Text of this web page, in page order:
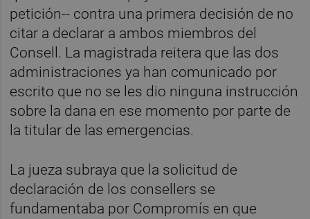
petición-- contra una primera decisión de no
citar a declarar a ambos miembros del
Consell. La magistrada reitera que las dos
administraciones ya han comunicado por
escrito que no se les dio ninguna instrucción
sobre la dana en ese momento por parte de
la titular de las emergencias.
La jueza subraya que la solicitud de
declaración de los consellers se
fundamentaba por Compromís en que